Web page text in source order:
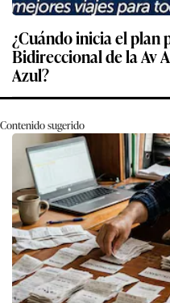
¿Cuándo inicia el plan
Bidireccional de la Av
Azul?
Contenido sugerido